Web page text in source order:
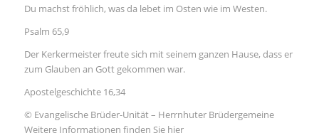
Du machst fröhlich, was da lebet im Osten wie im Westen.
Psalm 65,9
Der Kerkermeister freute sich mit seinem ganzen Hause, dass er
zum Glauben an Gott gekommen war.
Apostelgeschichte 16,34
© Evangelische Brüder-Unität – Herrnhuter Brüdergemeine
Weitere Informationen finden Sie hier